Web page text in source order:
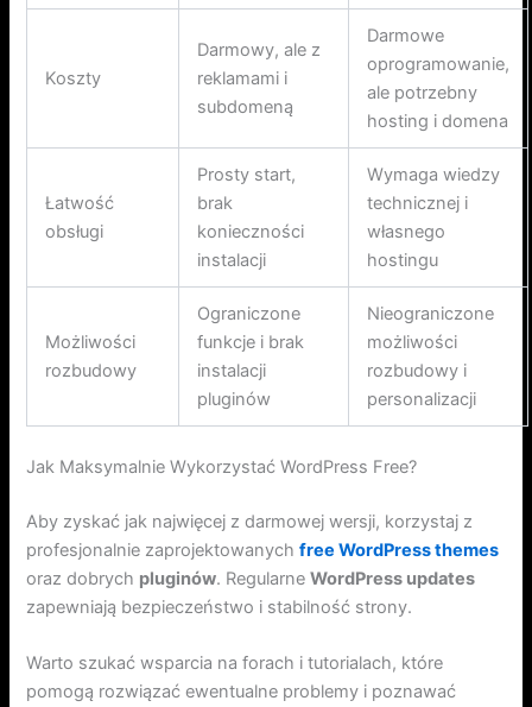
Koszty
Darmowy, ale z
reklamami i
subdomeną
Darmowe
oprogramowanie,
ale potrzebny
hosting i domena
Łatwość
obsługi
Prosty start,
brak
konieczności
instalacji
Wymaga wiedzy
technicznej i
własnego
hostingu
Możliwości
rozbudowy
Ograniczone
funkcje i brak
instalacji
pluginów
Nieograniczone
możliwości
rozbudowy i
personalizacji
Jak Maksymalnie Wykorzystać WordPress Free?
Aby zyskać jak najwięcej z darmowej wersji, korzystaj z
profesjonalnie zaprojektowanychfree WordPress themes
oraz dobrych pluginów. RegularneWordPress updates
zapewniają bezpieczeństwo i stabilność strony.
Warto szukać wsparcia na forach i tutorialach, które
pomogą rozwiązać ewentualne problemy i poznawać